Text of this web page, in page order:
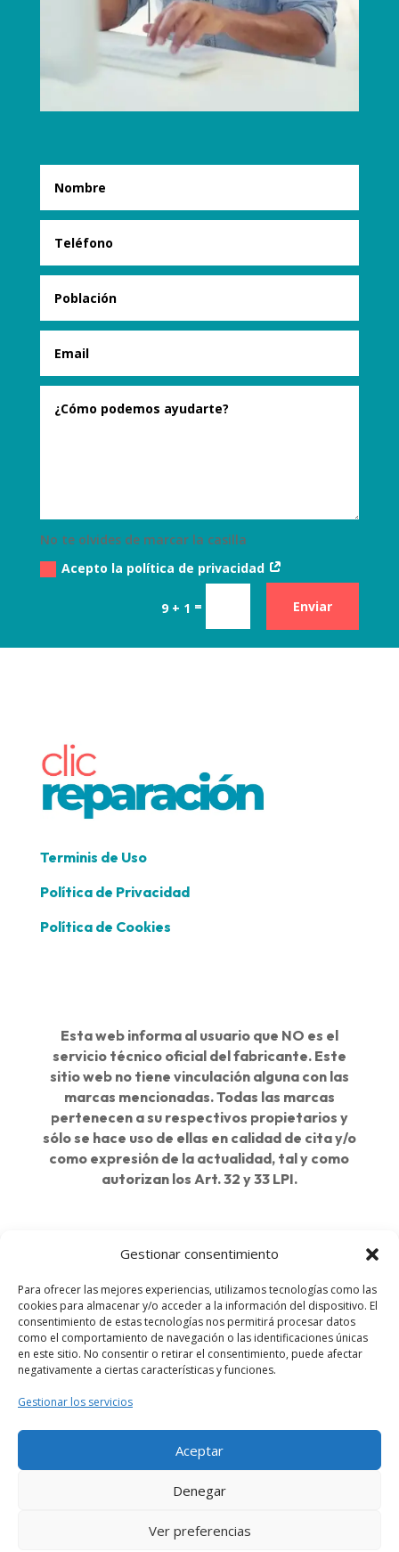
Gestionar consentimiento
Para ofrecer las mejores experiencias, utilizamos tecnologías como las
cookies para almacenar y/o acceder a la información del dispositivo. El
consentimiento de estas tecnologías nos permitirá procesar datos
como el comportamiento de navegación o las identificaciones únicas
en este sitio. No consentir o retirar el consentimiento, puede afectar
negativamente a ciertas características y funciones.
Gestionar los servicios
Aceptar
Denegar
Ver preferencias
No te olvides de marcar la casilla
Acepto la política de privacidad
9 + 1 = Enviar
Terminis de Uso
Política de Privacidad
Política de Cookies
Esta web informa al usuario que NO es el
servicio técnico oficial del fabricante. Este
sitio web no tiene vinculación alguna con las
marcas mencionadas. Todas las marcas
pertenecen a su respectivos propietarios y
sólo se hace uso de ellas en calidad de cita y/o
como expresión de la actualidad, tal y como
autorizan los Art. 32 y 33 LPI.
Delegaciones:
Barcelona
Madrid
Mataró
Valencia